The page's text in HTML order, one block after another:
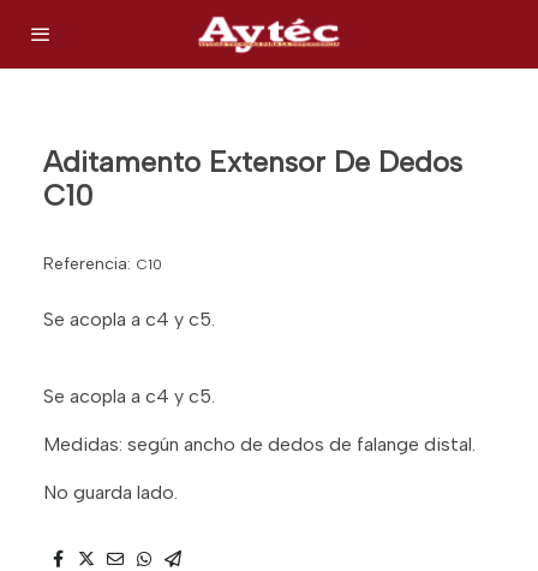
Aditamento Extensor De Dedos
C10
Referencia: C10
Se acopla a c4 y c5.
Se acopla a c4 y c5.
Medidas: según ancho de dedos de falange distal.
No guarda lado.